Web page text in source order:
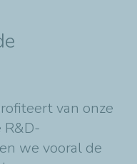
van onze
R&D-
we vooral de